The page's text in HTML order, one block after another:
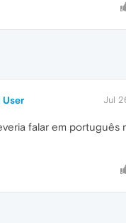
User Jul
falar em português